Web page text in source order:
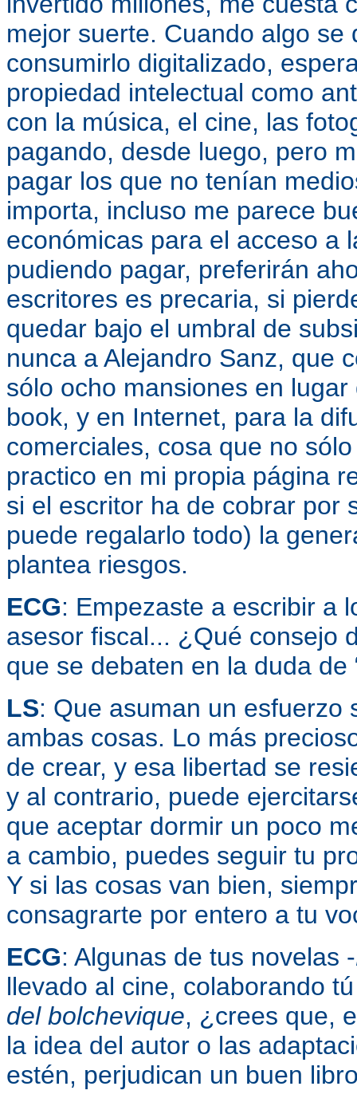
mejor suerte. Cuando algo
consumirlo digitalizado,
propiedad intelectual como
con la música, el cine, las
pagando, desde luego, pero
pagar los que no tenían
importa, incluso me parece
económicas para el acceso a
pudiendo pagar, preferirán
escritores es precaria, si
quedar bajo el umbral de
nunca a Alejandro Sanz, que
sólo ocho mansiones en
book, y en Internet, para la
comerciales, cosa que no
practico en mi propia página
si el escritor ha de cobrar por
puede regalarlo todo) la
plantea riesgos.
ECG: Empezaste a escribir a
asesor fiscal... ¿Qué consejo
que se debaten en la duda de
LS: Que asuman un esfuerzo
ambas cosas. Lo más
de crear, y esa libertad se
y al contrario, puede
que aceptar dormir un poco
a cambio, puedes seguir tu
Y si las cosas van bien,
consagrarte por entero a tu
ECG: Algunas de tus novelas -
llevado al cine, colaborando
del bolchevique, ¿crees que,
la idea del autor o las
estén, perjudican un buen